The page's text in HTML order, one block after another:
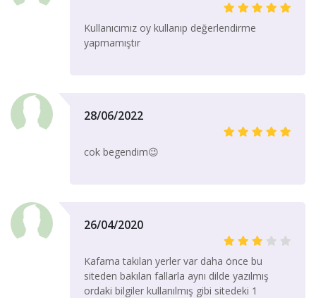
Kullanıcımız oy kullanıp değerlendirme
yapmamıştır
28/06/2022
cok begendim😉
26/04/2020
Kafama takılan yerler var daha önce bu
siteden bakılan fallarla aynı dilde yazılmış
ordaki bilgiler kullanılmış gibi sitedeki 1